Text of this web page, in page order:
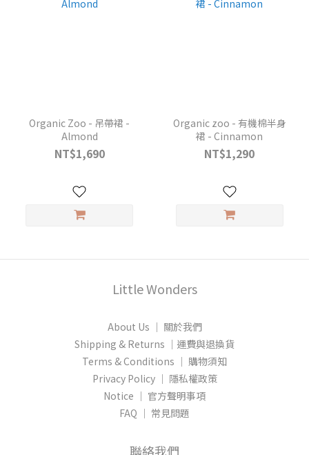
Organic Zoo - 吊帶裙 -
Almond
NT$1,690
Organic zoo - 有機棉半身
裙 - Cinnamon
NT$1,290
Little Wonders
About Us │ 關於我們
Shipping & Returns │運費與退換貨
Terms & Conditions │ 購物須知
Privacy Policy │ 隱私權政策
Notice │ 官方聲明事項
FAQ │ 常見問題
聯絡我們